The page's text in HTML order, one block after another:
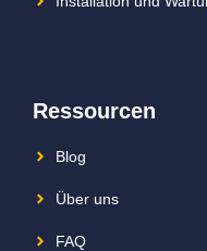
Ressourcen
Blog
Über uns
FAQ